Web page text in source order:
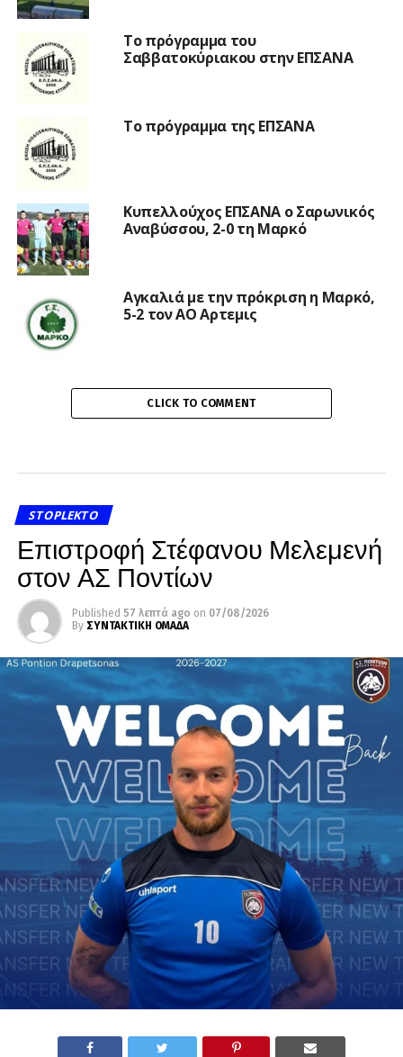
Το πρόγραμμα του
Σαββατοκύριακου στην ΕΠΣΑΝΑ
Το πρόγραμμα της ΕΠΣΑΝΑ
Κυπελλούχος ΕΠΣΑΝΑ ο Σαρωνικός
Αναβύσσου, 2-0 τη Μαρκό
Αγκαλιά με την πρόκριση η Μαρκό,
5-2 τον ΑΟ Αρτεμις
CLICK TO COMMENT
STOPLEKTO
Επιστροφή Στέφανου Μελεμενή
στον ΑΣ Ποντίων
Published 57 λεπτά ago on 07/08/2026
By ΣΥΝΤΑΚΤΙΚΗ ΟΜΑΔΑ